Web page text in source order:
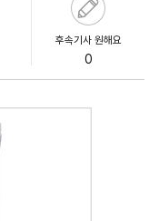
후속기사 원해요
0